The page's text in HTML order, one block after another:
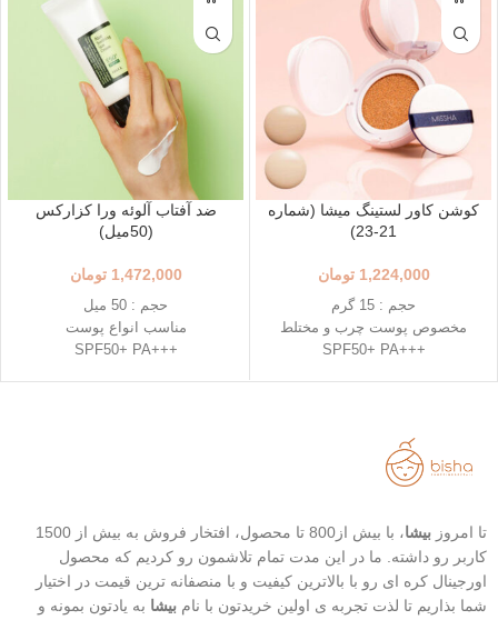
کوشن کاور لستینگ میشا (شماره
21-23)
1,224,000 تومان
حجم : 15 گرم
مخصوص پوست چرب و مختلط
+++SPF50+ PA
قابل حمل
بهترین گزینه برای تمدید ضد آفتاب
ضد آفتاب آلوئه ورا کزارکس
(50میل)
1,472,000 تومان
حجم : 50 میل
مناسب انواع پوست
+++SPF50+ PA
تا امروز بیشا
، با بیش از800 تا محصول، افتخار فروش به بیش از 1500
کاربر رو داشته. ما در این مدت تمام تلاشمون رو کردیم که محصول
اورجینال کره ای رو با بالاترین کیفیت و با منصفانه ترین قیمت در اختیار
شما بذاریم تا لذت تجربه ی اولین خریدتون با نام بیشا به یادتون بمونه و